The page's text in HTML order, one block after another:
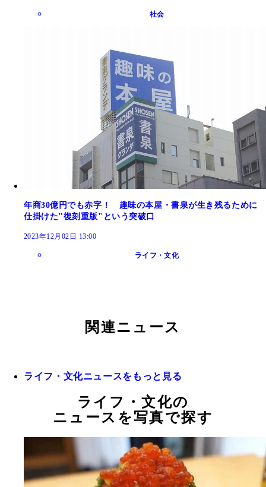
社会
年商30億円でも赤字！ 趣味の本屋・書泉が生き残るために
仕掛けた"復刻重版"という突破口
2023年12月02日 13:00
ライフ・文化
関連ニュース
ライフ・文化ニュースをもっと見る
ライフ・文化の
ニュースを写真で探す